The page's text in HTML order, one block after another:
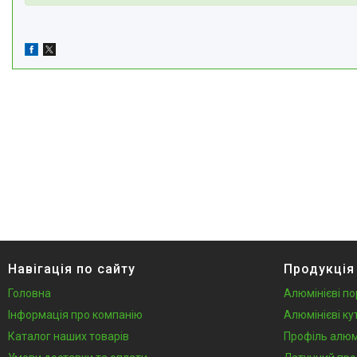
Навігація по сайту
Головна
Інформація про компанію
Каталог наших товарів
Алюмінієві
Алюмінієві
Профіль